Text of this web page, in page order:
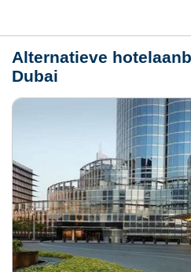
Alternatieve
Dubai